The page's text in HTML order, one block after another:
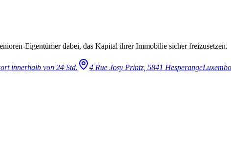
Eigentümer dabei, das Kapital ihrer Immobilie sicher freizusetzen.
innerhalb von 24 Std. 4 Rue Josy Printz, 5841 Hesperange